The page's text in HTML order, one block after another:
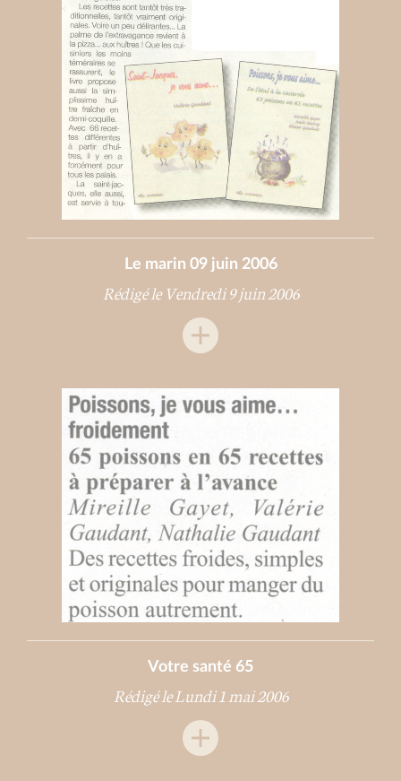
Le marin 09 juin 2006
Rédigé le Vendredi 9 juin 2006
Votre santé 65
Rédigé le Lundi 1 mai 2006